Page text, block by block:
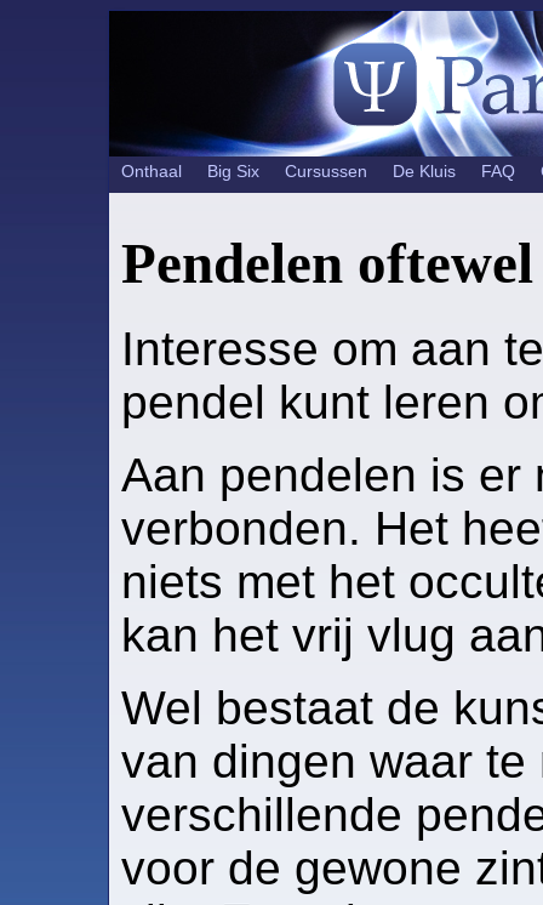
Onthaal Big Six Cursussen De Kluis FAQ
Pendelen
Interesse om aan
pendel kunt leren
Aan pendelen is er
verbonden. Het
niets met het
kan het vrij vlug
Wel bestaat de
van dingen waar
verschillende
voor de gewone